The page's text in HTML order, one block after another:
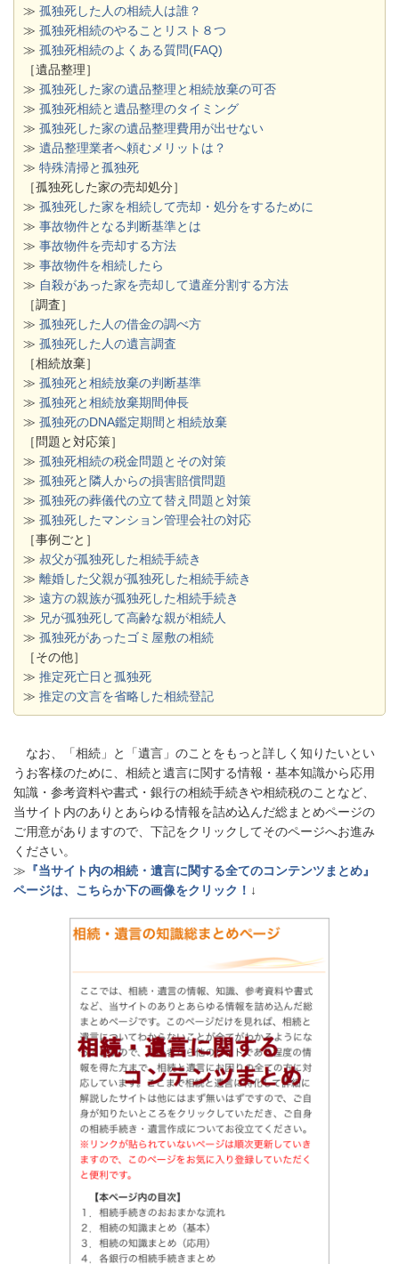
≫ 孤独死した人の相続人は誰？
≫ 孤独死相続のやることリスト８つ
≫ 孤独死相続のよくある質問(FAQ)
［遺品整理］
≫ 孤独死した家の遺品整理と相続放棄の可否
≫ 孤独死相続と遺品整理のタイミング
≫ 孤独死した家の遺品整理費用が出せない
≫ 遺品整理業者へ頼むメリットは？
≫ 特殊清掃と孤独死
［孤独死した家の売却処分］
≫ 孤独死した家を相続して売却・処分をするために
≫ 事故物件となる判断基準とは
≫ 事故物件を売却する方法
≫ 事故物件を相続したら
≫ 自殺があった家を売却して遺産分割する方法
［調査］
≫ 孤独死した人の借金の調べ方
≫ 孤独死した人の遺言調査
［相続放棄］
≫ 孤独死と相続放棄の判断基準
≫ 孤独死と相続放棄期間伸長
≫ 孤独死のDNA鑑定期間と相続放棄
［問題と対応策］
≫ 孤独死相続の税金問題とその対策
≫ 孤独死と隣人からの損害賠償問題
≫ 孤独死の葬儀代の立て替え問題と対策
≫ 孤独死したマンション管理会社の対応
［事例ごと］
≫ 叔父が孤独死した相続手続き
≫ 離婚した父親が孤独死した相続手続き
≫ 遠方の親族が孤独死した相続手続き
≫ 兄が孤独死して高齢な親が相続人
≫ 孤独死があったゴミ屋敷の相続
［その他］
≫ 推定死亡日と孤独死
≫ 推定の文言を省略した相続登記
なお、「相続」と「遺言」のことをもっと詳しく知りたいとい
うお客様のために、相続と遺言に関する情報・基本知識から応用
知識・参考資料や書式・銀行の相続手続きや相続税のことなど、
当サイト内のありとあらゆる情報を詰め込んだ総まとめページの
ご用意がありますので、下記をクリックしてそのページへお進み
ください。
≫ 『当サイト内の相続・遺言に関する全てのコンテンツまとめ』
ページは、こちらか下の画像をクリック！ ↓